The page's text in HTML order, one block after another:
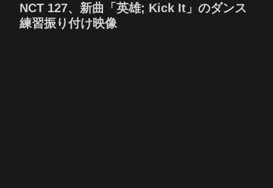
NCT 127、新曲「英雄; Kick It」のダンス
練習振り付け映像